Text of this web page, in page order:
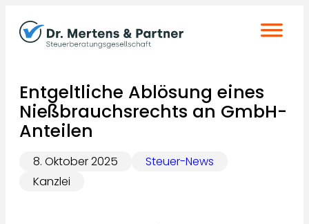
Inhalt
springen
Entgeltliche Ablösung eines
Nießbrauchsrechts an GmbH-
Anteilen
8. Oktober 2025
Steuer-News
Kanzlei